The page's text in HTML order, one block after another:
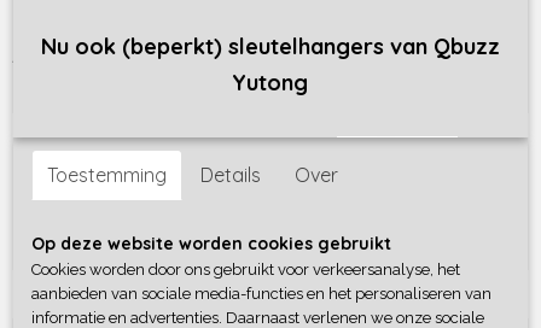
Assortiment Uitbreiding
I-Deal nu beschikbaar
Lees meer
Geplaatst op Wednesday, 7 October 2020 om 01:14 •
0
reacties
Nu ook (beperkt) sleutelhangers van Qbuzz
Yutong
Toestemming Details Over
Op deze website worden cookies gebruikt
Cookies worden door ons gebruikt voor verkeersanalyse, het
aanbieden van sociale media-functies en het personaliseren van
informatie en advertenties. Daarnaast verlenen we onze sociale